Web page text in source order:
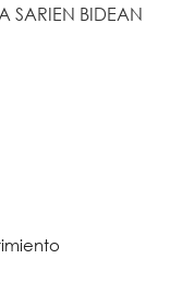
SARIEN BIDEAN